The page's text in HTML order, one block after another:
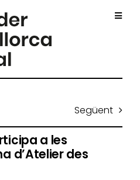
Següent
a les
d’Atelier des